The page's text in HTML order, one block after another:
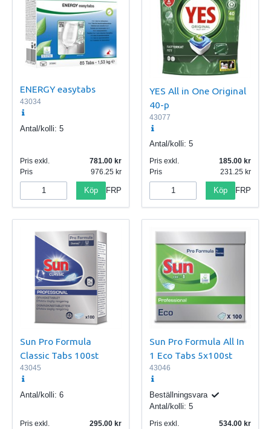
ENERGY easytabs
43034
Antal/kolli: 5
Pris exkl.
781.00
Pris
976.25
Köp FRP
YES All in One Original
40-p
43077
Antal/kolli: 5
Pris exkl.
185.00
Pris
231.25
Köp FRP
Sun Pro Formula
Classic Tabs 100st
43045
Antal/kolli: 6
Pris exkl.
295.00
Sun Pro Formula All In
1 Eco Tabs 5x100st
43046
Beställningsvara
Antal/kolli: 5
Pris exkl.
534.00